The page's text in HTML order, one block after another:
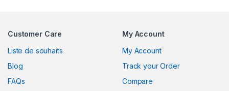
Customer Care
Liste de souhaits
Blog
FAQs
My Account
My Account
Track your Order
Compare